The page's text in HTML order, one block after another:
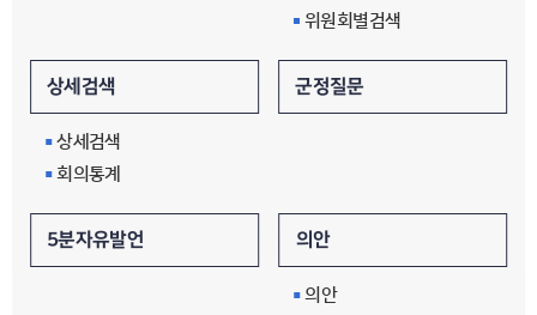
위원회별검색
상세검색
상세검색
회의통계
군정질문
5분자유발언 의안
의안